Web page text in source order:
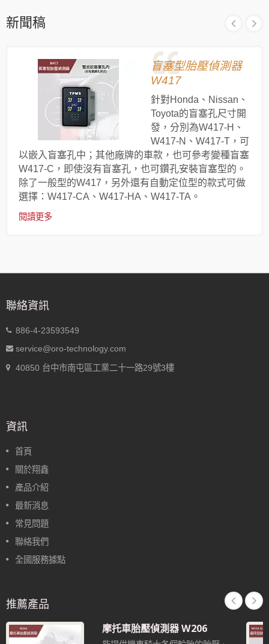
新聞稿
盲塞型胎壓偵測器
W417
針對Honda、Nissan、
Toyota的盲塞孔尺寸開
發，分別為W417-H、
W417-N、W417-T，可
以嵌入盲塞孔中；其他廠牌的車款，也可參考變種盲塞
W417-C，即使沒有盲塞孔，也可鑽孔安裝盲塞型的。
除了一般型的W417，另外還有自動定位型的款式可做
選擇：W417-CA、W417-HA、W417-TA。
閱讀更多
聯絡資訊
886-4-23593549
service@oro-technology.com
40850 台中市南屯區工業二十一路29號3樓
資訊
首頁
關於翔鑫
產品介紹
最新消息
常見問題
聯絡我們
全國服務據點
推薦產品
摩托車胎壓偵測器 W206